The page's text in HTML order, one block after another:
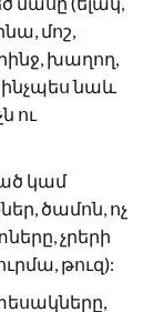
մոշ,
խաղող,
ինչպես նաև
ու
կամ
ծամոն, ոչ
չրերի
թուզ):